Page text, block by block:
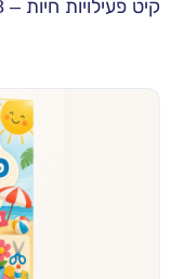
קיט פעילויות חיות – 8 פעילויות מוכנות לעבודה בגן ובמעון